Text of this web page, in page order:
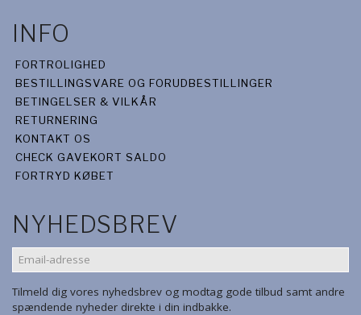
INFO
FORTROLIGHED
BESTILLINGSVARE OG FORUDBESTILLINGER
BETINGELSER & VILKÅR
RETURNERING
KONTAKT OS
CHECK GAVEKORT SALDO
FORTRYD KØBET
NYHEDSBREV
EMAIL-
ADRESSE
Tilmeld dig vores nyhedsbrev og modtag gode tilbud samt andre
spændende nyheder direkte i din indbakke.